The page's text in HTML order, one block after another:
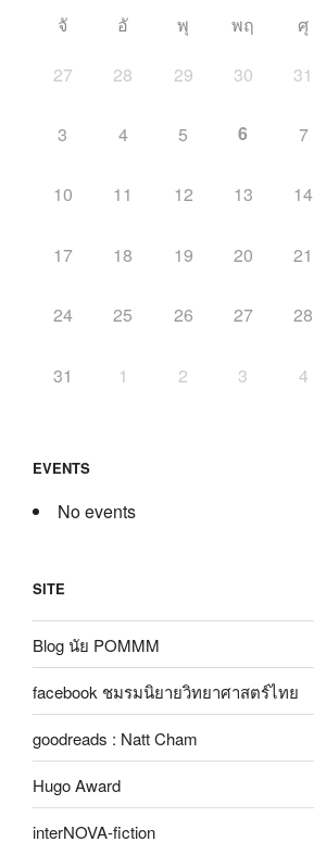
จั อั พุ พฤ ศุ
27
28 29 30 31
3 4 5 6 7
10 11 12 13 14
17 18 19 20 21
24 25 26 27 28
31 1 2 3 4
EVENTS
No events
SITE
Blog นัย POMMM
facebook ชมรมนิยายวิทยาศาสตร์ไทย
goodreads : Natt Cham
Hugo Award
interNOVA-fiction